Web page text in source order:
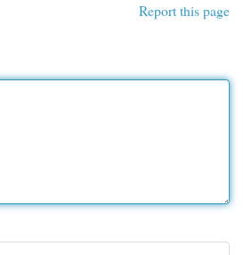
Report this page